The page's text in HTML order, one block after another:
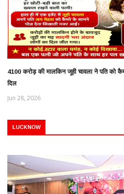
4100 करोड़ की मालकिन जूही चावला ने पति को
दिल
Jun 28, 2026
LUCKNOW